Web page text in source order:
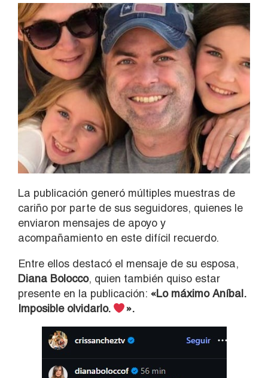
La publicación generó múltiples muestras de
cariño por parte de sus seguidores, quienes le
enviaron mensajes de apoyo y
acompañamiento en este difícil recuerdo.
Entre ellos destacó el mensaje de su esposa,
Diana Bolocco, quien también quiso estar
presente en la publicación: «Lo máximo Aníbal.
Imposible olvidarlo.
».